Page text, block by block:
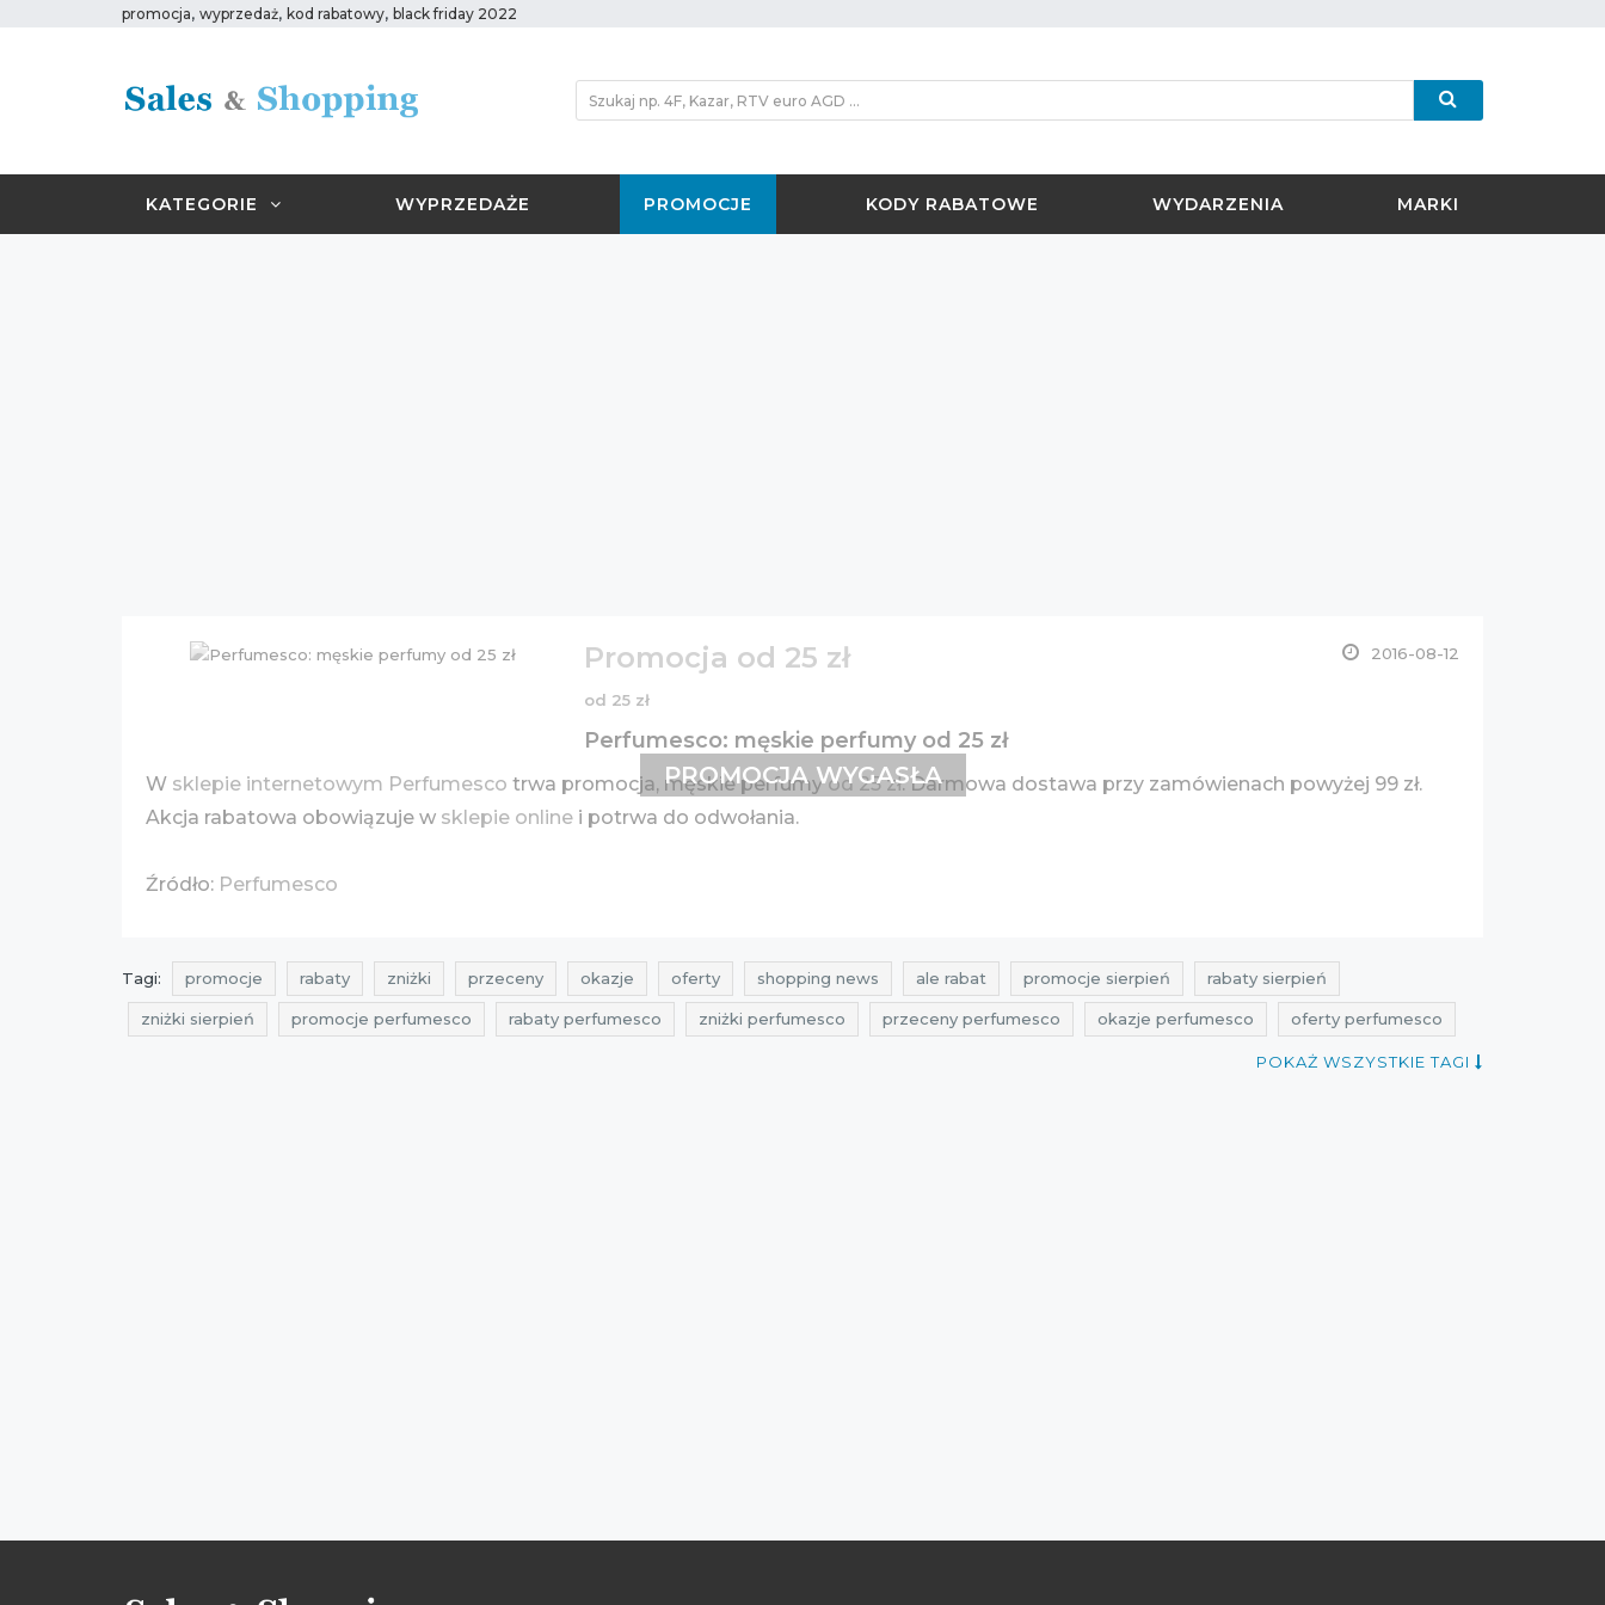
promocja, wyprzedaż, kod rabatowy, black friday 2022
KATEGORIE WYPRZEDAŻE PROMOCJE KODY RABATOWE WYDARZENIA MARKI
Promocja od 25 zł 2016-08-12
od 25 zł
Perfumesco: męskie perfumy od 25 zł
W sklepie internetowym Perfumesco trwa promocja, męskie perfumyod 25 zł. Darmowa dostawa przy zamówienach powyżej 99 zł.
Akcja rabatowa obowiązuje w sklepie online i potrwa do odwołania.
Źródło: Perfumesco
PROMOCJA WYGASŁA
Tagi: promocje rabaty zniżki przeceny okazje oferty shopping news ale rabat promocje sierpień rabaty sierpień
zniżki sierpień promocje perfumesco rabaty perfumesco zniżki perfumesco przeceny perfumesco okazje perfumesco oferty perfumesco
POKAŻ WSZYSTKIE TAGI